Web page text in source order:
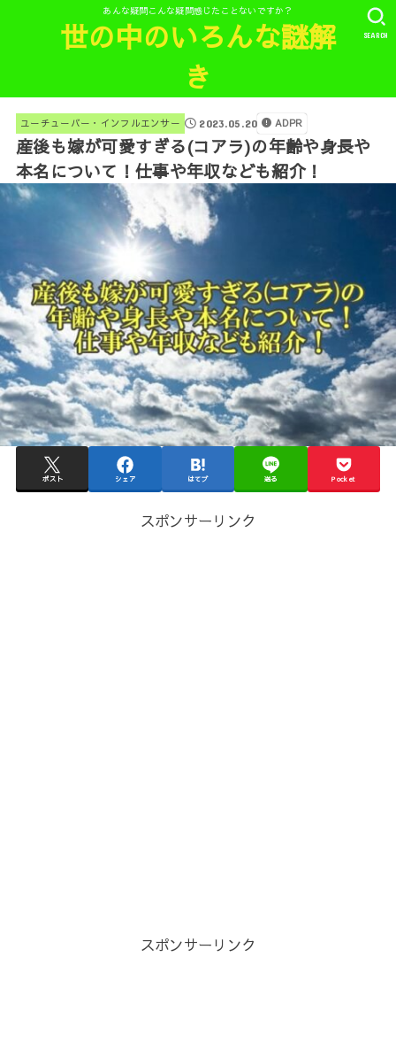
あんな疑問こんな疑問感じたことないですか？
世の中のいろんな謎解
き
SEARCH
ユーチューバー・インフルエンサー 2023.05.20 ADPR
産後も嫁が可愛すぎる(コアラ)の年齢や身長や
本名について！仕事や年収なども紹介！
ポスト シェア はてブ 送る Pocket
スポンサーリンク
スポンサーリンク